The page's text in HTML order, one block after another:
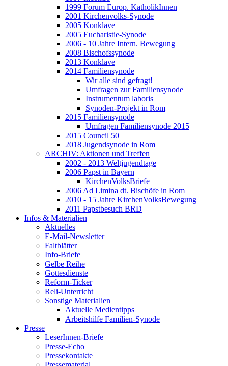
1999 Forum Europ. KatholikInnen
2001 Kirchenvolks-Synode
2005 Konklave
2005 Eucharistie-Synode
2006 - 10 Jahre Intern. Bewegung
2008 Bischofssynode
2013 Konklave
2014 Familiensynode
Wir alle sind gefragt!
Umfragen zur Familiensynode
Instrumentum laboris
Synoden-Projekt in Rom
2015 Familiensynode
Umfragen Familiensynode 2015
2015 Council 50
2018 Jugendsynode in Rom
ARCHIV: Aktionen und Treffen
2002 - 2013 Weltjugendtage
2006 Papst in Bayern
KirchenVolksBriefe
2006 Ad Limina dt. Bischöfe in Rom
2010 - 15 Jahre KirchenVolksBewegung
2011 Papstbesuch BRD
Infos & Materialien
Aktuelles
E-Mail-Newsletter
Faltblätter
Info-Briefe
Gelbe Reihe
Gottesdienste
Reform-Ticker
Reli-Unterricht
Sonstige Materialien
Aktuelle Medientipps
Arbeitshilfe Familien-Synode
Presse
LeserInnen-Briefe
Presse-Echo
Pressekontakte